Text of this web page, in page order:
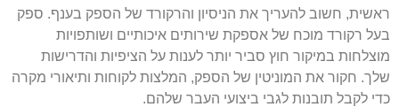
ראשית, חשוב להעריך את הניסיון והרקורד של הספק בענף. ספק
בעל רקורד מוכח של אספקת שירותים איכותיים ושותפויות
מוצלחות במיקור חוץ סביר יותר לענות על הציפיות והדרישות
שלך. חקור את המוניטין של הספק, המלצות לקוחות ותיאורי מקרה
כדי לקבל תובנות לגבי ביצועי העבר שלהם.